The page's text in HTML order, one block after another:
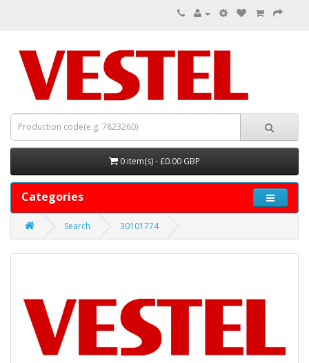
0 item(s) - £0.00 GBP
Categories
Search 30101774